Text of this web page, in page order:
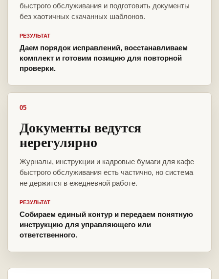
быстрого обслуживания и подготовить документы
без хаотичных скачанных шаблонов.
РЕЗУЛЬТАТ
Даем порядок исправлений, восстанавливаем
комплект и готовим позицию для повторной
проверки.
05
Документы ведутся
нерегулярно
Журналы, инструкции и кадровые бумаги для кафе
быстрого обслуживания есть частично, но система
не держится в ежедневной работе.
РЕЗУЛЬТАТ
Собираем единый контур и передаем понятную
инструкцию для управляющего или
ответственного.